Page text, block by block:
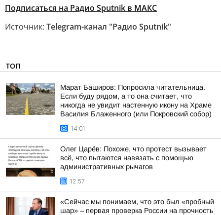
Подписаться на Радио Sputnik в МАКС
Источник: Telegram-канал "Радио Sputnik"
ТОП
Марат Баширов: Попросила читательница.
Если буду рядом, а то она считает, что
никогда не увидит настенную икону на Храме
Василия Блаженного (или Покровский собор)
14:01
Олег Царёв: Похоже, что протест вызывает
всё, что пытаются навязать с помощью
административных рычагов
12:57
«Сейчас мы понимаем, что это был «пробный
шар» – первая проверка России на прочность